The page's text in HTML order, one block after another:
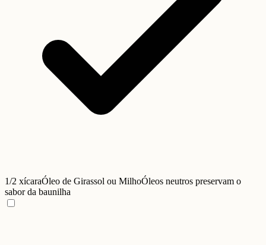
1/2 xícaraÓleo de Girassol ou MilhoÓleos neutros preservam o
sabor da baunilha